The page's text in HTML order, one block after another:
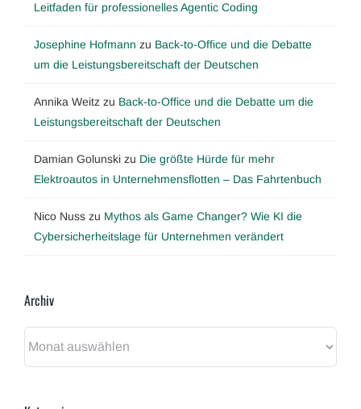
Leitfaden für professionelles Agentic Coding
Josephine Hofmann zu Back-to-Office und die Debatte
um die Leistungsbereitschaft der Deutschen
Annika Weitz zu Back-to-Office und die Debatte um die
Leistungsbereitschaft der Deutschen
Damian Golunski zu Die größte Hürde für mehr
Elektroautos in Unternehmensflotten – Das Fahrtenbuch
Nico Nuss zu Mythos als Game Changer? Wie KI die
Cybersicherheitslage für Unternehmen verändert
Archiv